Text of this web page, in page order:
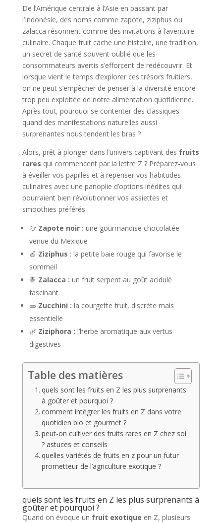
De l’Amérique centrale à l’Asie en passant par
l’Indonésie, des noms comme zapote, ziziphus ou
zalacca résonnent comme des invitations à l’aventure
culinaire. Chaque fruit cache une histoire, une tradition,
un secret de santé souvent oublié que les
consommateurs avertis s’efforcent de redécouvrir. Et
lorsque vient le temps d’explorer ces trésors fruitiers,
on ne peut s’empêcher de penser à la diversité encore
trop peu exploitée de notre alimentation quotidienne.
Après tout, pourquoi se contenter des classiques
quand des manifestations naturelles aussi
surprenantes nous tendent les bras ?
Alors, prêt à plonger dans l’univers captivant des fruits
rares qui commencent par la lettre Z ? Préparez-vous
à éveiller vos papilles et à repenser vos habitudes
culinaires avec une panoplie d’options inédites qui
pourraient bien révolutionner vos assiettes et
smoothies préférés.
🍈 Zapote noir : une gourmandise chocolatée
venue du Mexique
🍎 Ziziphus : la petite baie rouge qui favorise le
sommeil
🍍 Zalacca : un fruit serpent au goût acidulé
fascinant
🥒 Zucchini : la courgette fruit, discrète mais
essentielle
🌿 Ziziphora : l’herbe aromatique aux vertus
digestives
Table des matières
quels sont les fruits en Z les plus surprenants
à goûter et pourquoi ?
comment intégrer les fruits en Z dans votre
quotidien bio et gourmet ?
peut-on cultiver des fruits rares en Z chez soi
? astuces et conseils
quelles variétés de fruits en z pour un futur
prometteur de l’agriculture exotique ?
quels sont les fruits en Z les plus surprenants à
goûter et pourquoi ?
Quand on évoque un fruit exotique en Z, plusieurs